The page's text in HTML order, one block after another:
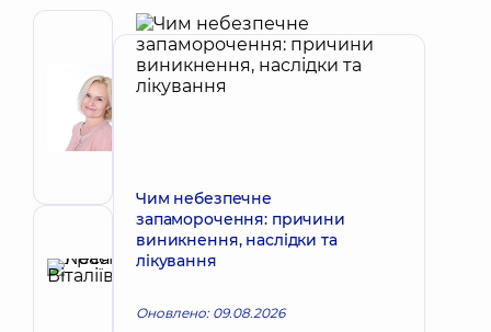
Автор
Корх
Наталія
ультразвукової
діагностики
Рецензент
Красій
Віталіївна
Чим небезпечне
запаморочення: причини
виникнення, наслідки та
лікування
Оновлено: 09.08.2026